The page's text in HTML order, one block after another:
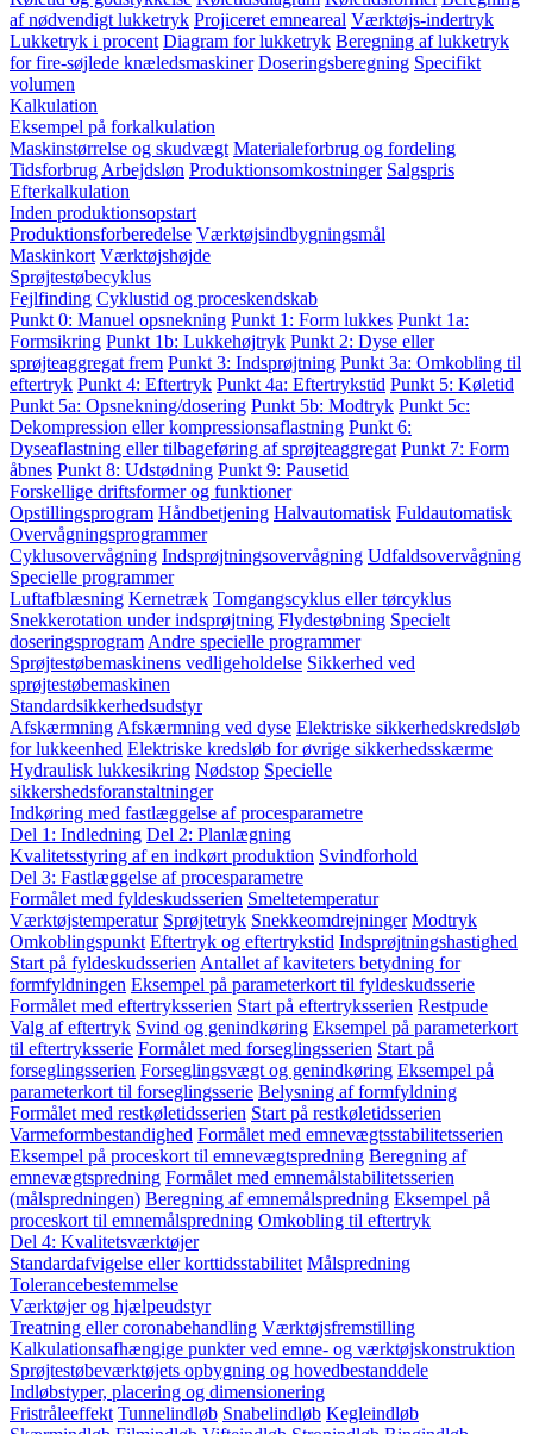
af nødvendigt lukketryk Projiceret emneareal Værktøjs-indertryk
Lukketryk i procent Diagram for lukketryk Beregning af lukketryk
for fire-søjlede knæledsmaskiner Doseringsberegning Specifikt
volumen
Kalkulation
Eksempel på forkalkulation
Maskinstørrelse og skudvægt Materialeforbrug og fordeling
Tidsforbrug Arbejdsløn Produktionsomkostninger Salgspris
Efterkalkulation
Inden produktionsopstart
Produktionsforberedelse Værktøjsindbygningsmål
Maskinkort Værktøjshøjde
Sprøjtestøbecyklus
Fejlfinding Cyklustid og proceskendskab
Punkt 0: Manuel opsnekning Punkt 1: Form lukkes Punkt 1a:
Formsikring Punkt 1b: Lukkehøjtryk Punkt 2: Dyse eller
sprøjteaggregat frem Punkt 3: Indsprøjtning Punkt 3a: Omkobling til
eftertryk Punkt 4: Eftertryk Punkt 4a: Eftertrykstid Punkt 5: Køletid
Punkt 5a: Opsnekning/dosering Punkt 5b: Modtryk Punkt 5c:
Dekompression eller kompressionsaflastning Punkt 6:
Dyseaflastning eller tilbageføring af sprøjteaggregat Punkt 7: Form
åbnes Punkt 8: Udstødning Punkt 9: Pausetid
Forskellige driftsformer og funktioner
Opstillingsprogram Håndbetjening Halvautomatisk Fuldautomatisk
Overvågningsprogrammer
Cyklusovervågning Indsprøjtningsovervågning Udfaldsovervågning
Specielle programmer
Luftafblæsning Kernetræk Tomgangscyklus eller tørcyklus
Snekkerotation under indsprøjtning Flydestøbning Specielt
doseringsprogram Andre specielle programmer
Sprøjtestøbemaskinens vedligeholdelse Sikkerhed ved
sprøjtestøbemaskinen
Standardsikkerhedsudstyr
Afskærmning Afskærmning ved dyse Elektriske sikkerhedskredsløb
for lukkeenhed Elektriske kredsløb for øvrige sikkerhedsskærme
Hydraulisk lukkesikring Nødstop Specielle
sikkershedsforanstaltninger
Indkøring med fastlæggelse af procesparametre
Del 1: Indledning Del 2: Planlægning
Kvalitetsstyring af en indkørt produktion Svindforhold
Del 3: Fastlæggelse af procesparametre
Formålet med fyldeskudsserien Smeltetemperatur
Værktøjstemperatur Sprøjtetryk Snekkeomdrejninger Modtryk
Omkoblingspunkt Eftertryk og eftertrykstid Indsprøjtningshastighed
Start på fyldeskudsserien Antallet af kaviteters betydning for
formfyldningen Eksempel på parameterkort til fyldeskudsserie
Formålet med eftertryksserien Start på eftertryksserien Restpude
Valg af eftertryk Svind og genindkøring Eksempel på parameterkort
til eftertryksserie Formålet med forseglingsserien Start på
forseglingsserien Forseglingsvægt og genindkøring Eksempel på
parameterkort til forseglingsserie Belysning af formfyldning
Formålet med restkøletidsserien Start på restkøletidsserien
Varmeformbestandighed Formålet med emnevægtsstabilitetsserien
Eksempel på proceskort til emnevægtspredning Beregning af
emnevægtspredning Formålet med emnemålstabilitetsserien
(målspredningen) Beregning af emnemålspredning Eksempel på
proceskort til emnemålspredning Omkobling til eftertryk
Del 4: Kvalitetsværktøjer
Standardafvigelse eller korttidsstabilitet Målspredning
Tolerancebestemmelse
Værktøjer og hjælpeudstyr
Treatning eller coronabehandling Værktøjsfremstilling
Kalkulationsafhængige punkter ved emne- og værktøjskonstruktion
Sprøjtestøbeværktøjets opbygning og hovedbestanddele
Indløbstyper, placering og dimensionering
Fristråleeffekt Tunnelindløb Snabelindløb Kegleindløb